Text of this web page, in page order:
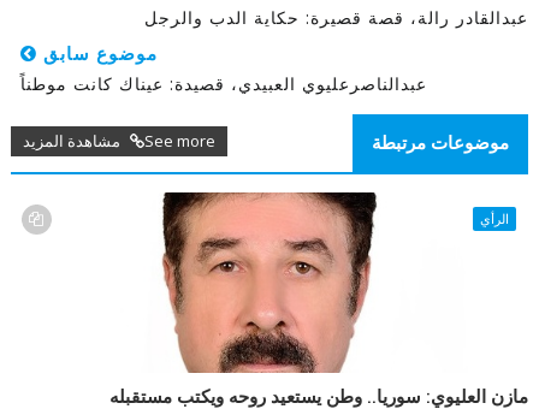
عبدالقادر رالة، قصة قصيرة: حكاية الدب والرجل
موضوع سابق
عبدالناصرعليوي العبيدي، قصيدة: عيناك كانت موطناً
موضوعات مرتبطة See more مشاهدة المزيد
الرأي
مازن العليوي: سوريا.. وطن يستعيد روحه ويكتب مستقبله